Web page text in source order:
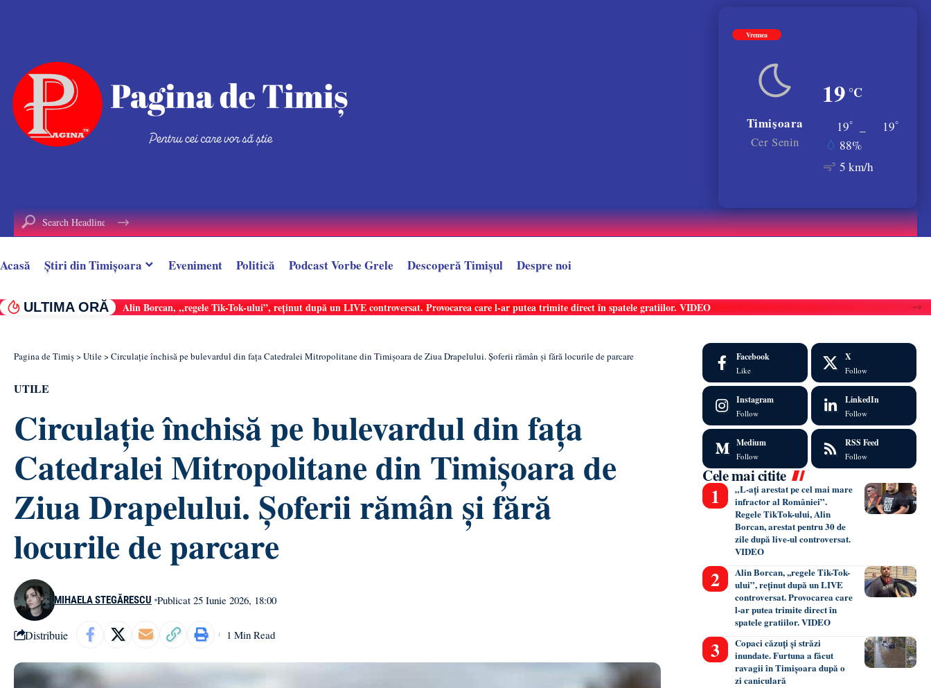
Vremea
19 °C
Timișoara
Cer Senin
19° 19°
88%
5 km/h
Acasă Știri din Timișoara Eveniment Politică Podcast Vorbe Grele Descoperă Timișul Despre noi
ULTIMA ORĂ Alin Borcan, ,,regele Tik-Tok-ului”, reținut după un LIVE controversat. Provocarea care l-ar putea trimite direct în spatele gratiilor. VIDEO
Pagina de Timiș>Utile>Circulație închisă pe bulevardul din fața Catedralei Mitropolitane din Timișoara de Ziua Drapelului. Șoferii rămân și fără locurile de parcare
UTILE
Circulație închisă pe bulevardul din fața
Catedralei Mitropolitane din Timișoara de
Ziua Drapelului. Șoferii rămân și fără
locurile de parcare
MIHAELA STEGĂRESCU Publicat 25 Iunie 2026, 18:00
Distribuie 1 Min Read
Facebook
Like
X
Follow
Instagram
Follow
LinkedIn
Follow
Medium
Follow
RSS Feed
Follow
Cele mai citite
„L-ați arestat pe cel mai mare
infractor al României”.
Regele TikTok-ului, Alin
Borcan, arestat pentru 30 de
zile după live-ul controversat.
VIDEO
Alin Borcan, ,,regele Tik-Tok-
ului”, reținut după un LIVE
controversat. Provocarea care
l-ar putea trimite direct în
spatele gratiilor. VIDEO
Copaci căzuți și străzi
inundate. Furtuna a făcut
ravagii în Timișoara după o
zi caniculară